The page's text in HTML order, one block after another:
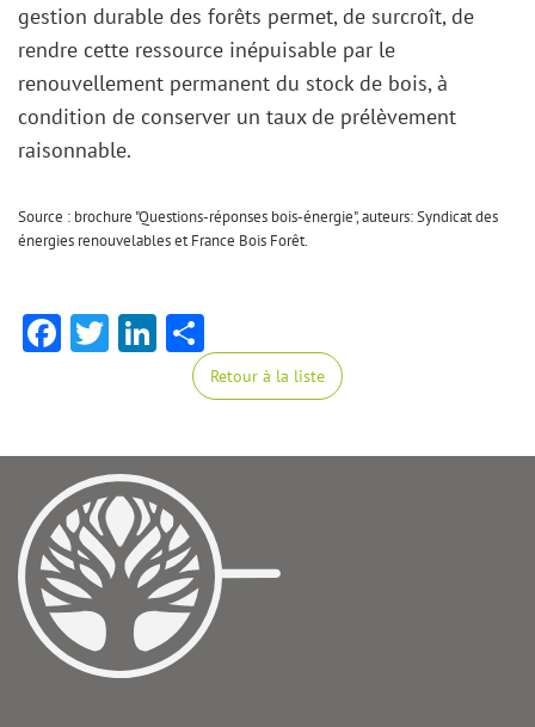
gestion durable des forêts permet, de surcroît, de
rendre cette ressource inépuisable par le
renouvellement permanent du stock de bois, à
condition de conserver un taux de prélèvement
raisonnable.
Source : brochure "Questions-réponses bois-énergie", auteurs: Syndicat des
énergies renouvelables et France Bois Forêt.
Facebook
TwitterLinkedIn
Retour à la liste